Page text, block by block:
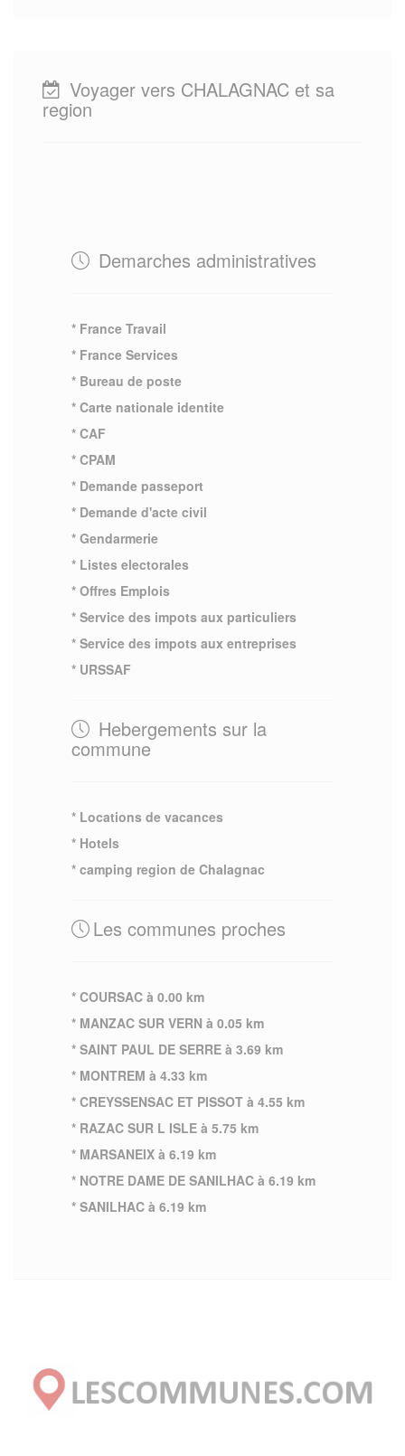
Voyager vers CHALAGNAC et sa
region
Demarches administratives
* France Travail
* France Services
* Bureau de poste
* Carte nationale identite
* CAF
* CPAM
* Demande passeport
* Demande d'acte civil
* Gendarmerie
* Listes electorales
* Offres Emplois
* Service des impots aux particuliers
* Service des impots aux entreprises
* URSSAF
Hebergements sur la
commune
* Locations de vacances
* Hotels
* camping region de Chalagnac
Les communes proches
* COURSAC à 0.00 km
* MANZAC SUR VERN à 0.05 km
* SAINT PAUL DE SERRE à 3.69 km
* MONTREM à 4.33 km
* CREYSSENSAC ET PISSOT à 4.55 km
* RAZAC SUR L ISLE à 5.75 km
* MARSANEIX à 6.19 km
* NOTRE DAME DE SANILHAC à 6.19 km
* SANILHAC à 6.19 km